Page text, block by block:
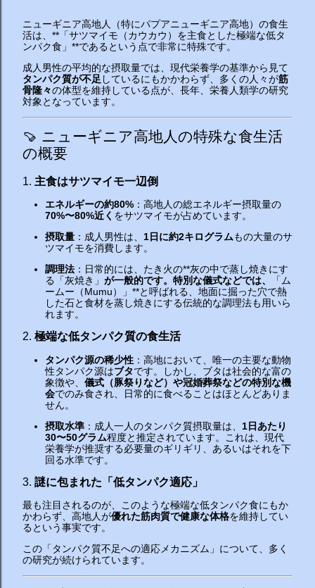
ニューギニア高地人（特にパプアニューギニア高地）の食生
活は、**「サツマイモ（カウカウ）を主食とした極端な低タ
ンパク食」**であるという点で非常に特殊です。
成人男性の平均的な摂取量では、現代栄養学の基準から見て
タンパク質が不足しているにもかかわらず、多くの人々が筋
骨隆々の体型を維持している点が、長年、栄養人類学の研究
対象となっています。
🍠 ニューギニア高地人の特殊な食生活
の概要
1. 主食はサツマイモ一辺倒
エネルギーの約80% ：高地人の総エネルギー摂取量の
70%〜80%近く をサツマイモが占めています。
摂取量 ：成人男性は、 1日に約2キログラムもの大量のサ
ツマイモを消費します。
調理法 ：日常的には、たき火の**灰の中で蒸し焼きにす
る「灰焼き」 が一般的です。特別な儀式などでは、
「ム
ームー（Mumu）」**と呼ばれる、地面に掘った穴で熱
した石と食材を蒸し焼きにする伝統的な調理法も用いら
れます。
2. 極端な低タンパク質の食生活
タンパク源の稀少性 ：高地において、唯一の主要な動物
性タンパク源はブタです。しかし、ブタは社会的な富の
象徴や、 儀式（豚祭りなど）や冠婚葬祭などの特別な機
会でのみ食され、日常的に食べることはほとんどありま
せん。
摂取水準 ：成人一人のタンパク質摂取量は、 1日あたり
30〜50グラム程度と推定されています。これは、現代
栄養学が推奨する必要量のギリギリ、あるいはそれを下
回る水準です。
3. 謎に包まれた「低タンパク適応」
最も注目されるのが、このような極端な低タンパク食にもか
かわらず、高地人が優れた筋肉質で健康な体格を維持してい
るという事実です。
この「タンパク質不足への適応メカニズム」について、多く
の研究が続けられています。